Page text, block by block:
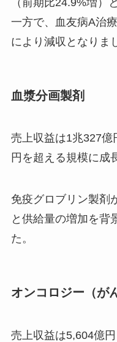
一方で、血友病A治
により減収となりま
血漿分画製剤
売上収益は1兆327
円を超える規模に成
免疫グロブリン製剤
と供給量の増加を背
た。
オンコロジー（が
売上収益は5,604億